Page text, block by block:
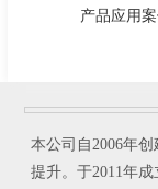
产品应用案
本公司自2006年
提升。于2011年